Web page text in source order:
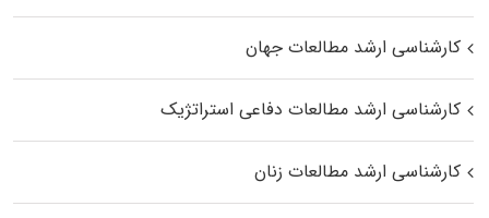
کارشناسی ارشد مطالعات جهان
کارشناسی ارشد مطالعات دفاعی استراتژیک
کارشناسی ارشد مطالعات زنان